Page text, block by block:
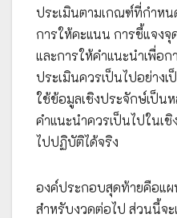
ประเมินตามเกณฑ์ที่กำหน
การให้คะแนน การชี้แจง
และการให้คำแนะนำเพื่อ
ประเมินควรเป็นไปอย่างเ
ใช้ข้อมูลเชิงประจักษ์เป็น
คำแนะนำควรเป็นไปในเ
ไปปฏิบัติได้จริง
องค์ประกอบสุดท้ายคือแ
สำหรับงวดต่อไป ส่วนนี้จ